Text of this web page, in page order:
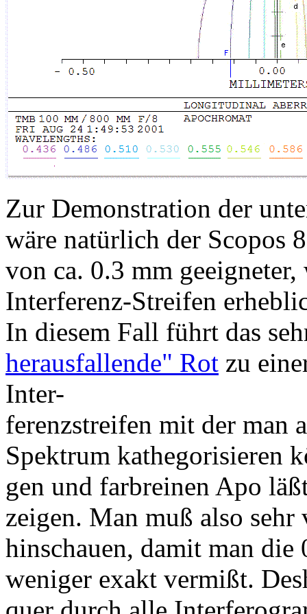
Zur Demonstration der
wäre natürlich der Scopos
von ca. 0.3 mm
Interferenz-Streifen
In diesem Fall führt das
herausfallende" Rot zu
Inter-
ferenzstreifen mit der man
Spektrum kathegorisieren
gen und farbreinen Apo
zeigen. Man muß also sehr
hinschauen, damit man
weniger exakt vermißt.